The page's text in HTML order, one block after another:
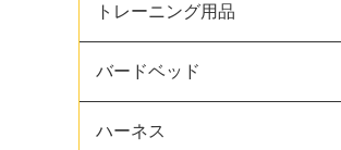
トレーニング用品
バードベッド
ハーネス